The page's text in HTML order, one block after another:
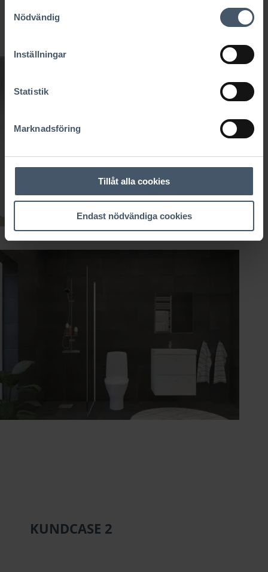
Nödvändig
Inställningar
Statistik
Marknadsföring
Tillåt alla cookies
Endast nödvändiga cookies
Kök
KUNDCASE 2